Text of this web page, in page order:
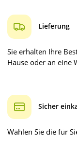
Lieferung
Sie erhalten Ihre
Hause oder an eine
Sicher
Wählen Sie die für